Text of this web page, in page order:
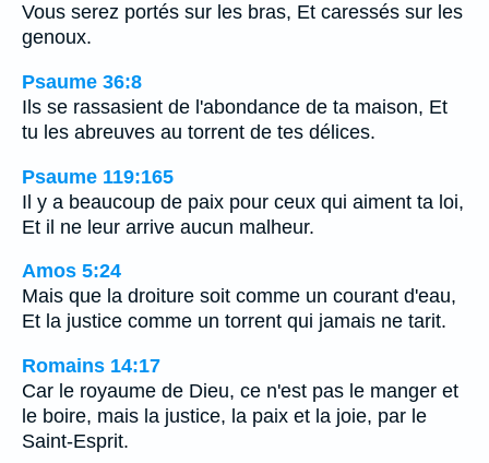
Vous serez portés sur les bras, Et caressés sur les
genoux.
Psaume 36:8
Ils se rassasient de l'abondance de ta maison, Et
tu les abreuves au torrent de tes délices.
Psaume 119:165
Il y a beaucoup de paix pour ceux qui aiment ta loi,
Et il ne leur arrive aucun malheur.
Amos 5:24
Mais que la droiture soit comme un courant d'eau,
Et la justice comme un torrent qui jamais ne tarit.
Romains 14:17
Car le royaume de Dieu, ce n'est pas le manger et
le boire, mais la justice, la paix et la joie, par le
Saint-Esprit.